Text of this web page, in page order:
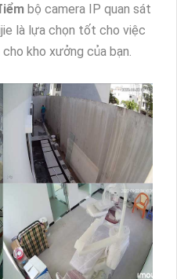
bộ camera IP quan sát
là lựa chọn tốt cho việc
kho xưởng của bạn.